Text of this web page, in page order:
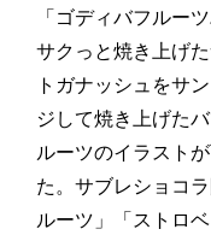
「ゴディバフルー
サクっと焼き上げ
トガナッシュをサ
ジして焼き上げた
ルーツのイラスト
た。サブレショコ
ルーツ」「ストロ